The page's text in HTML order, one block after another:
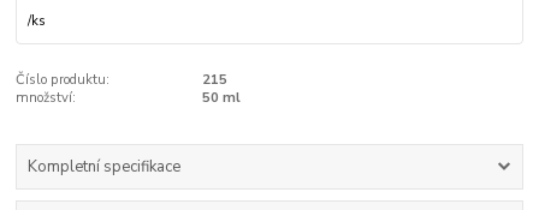
/ks
Číslo produktu:
215
množství:
50 ml
Kompletní specifikace